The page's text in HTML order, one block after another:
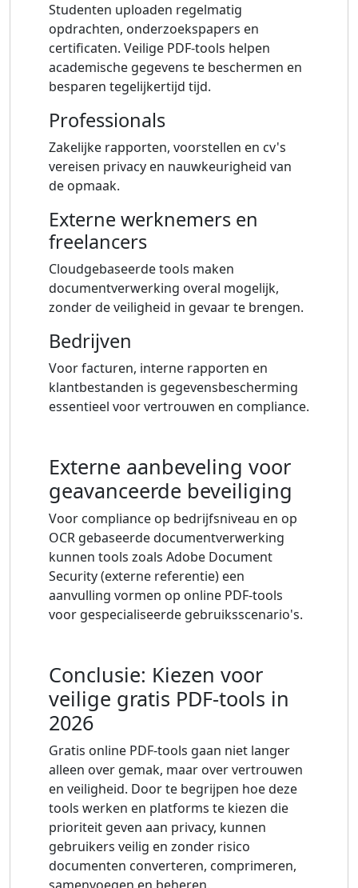
Studenten uploaden regelmatig
opdrachten, onderzoekspapers en
certificaten. Veilige PDF-tools helpen
academische gegevens te beschermen en
besparen tegelijkertijd tijd.
Professionals
Zakelijke rapporten, voorstellen en cv's
vereisen privacy en nauwkeurigheid van
de opmaak.
Externe werknemers en
freelancers
Cloudgebaseerde tools maken
documentverwerking overal mogelijk,
zonder de veiligheid in gevaar te brengen.
Bedrijven
Voor facturen, interne rapporten en
klantbestanden is gegevensbescherming
essentieel voor vertrouwen en compliance.
Externe aanbeveling voor
geavanceerde beveiliging
Voor compliance op bedrijfsniveau en op
OCR gebaseerde documentverwerking
kunnen tools zoals Adobe Document
Security (externe referentie) een
aanvulling vormen op online PDF-tools
voor gespecialiseerde gebruiksscenario's.
Conclusie: Kiezen voor
veilige gratis PDF-tools in
2026
Gratis online PDF-tools gaan niet langer
alleen over gemak, maar over vertrouwen
en veiligheid. Door te begrijpen hoe deze
tools werken en platforms te kiezen die
prioriteit geven aan privacy, kunnen
gebruikers veilig en zonder risico
documenten converteren, comprimeren,